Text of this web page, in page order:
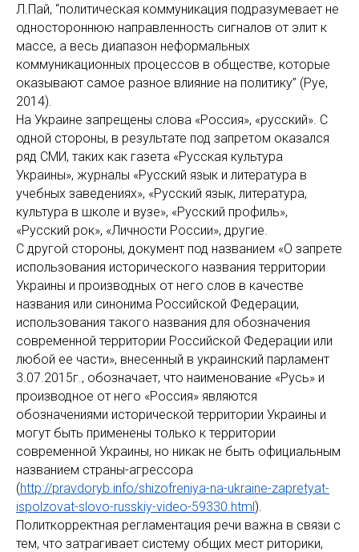
Л.Пай, “политическая коммуникация подразумевает не
одностороннюю направленность сигналов от элит к
массе, а весь диапазон неформальных
коммуникационных процессов в обществе, которые
оказывают самое разное влияние на политику” (Pye,
2014).
На Украине запрещены слова «Россия», «русский». С
одной стороны, в результате под запретом оказался
ряд СМИ, таких как газета «Русская культура
Украины», журналы «Русский язык и литература в
учебных заведениях», «Русский язык, литература,
культура в школе и вузе», «Русский профиль»,
«Русский рок», «Личности России», другие.
С другой стороны, документ под названием «О запрете
использования исторического названия территории
Украины и производных от него слов в качестве
названия или синонима Российской Федерации,
использования такого названия для обозначения
современной территории Российской Федерации или
любой ее части», внесенный в украинский парламент
3.07.2015г., обозначает, что наименование «Русь» и
производное от него «Россия» являются
обозначениями исторической территории Украины и
могут быть применены только к территории
современной Украины, но никак не быть официальным
названием страны-агрессора
(http://pravdoryb.info/shizofreniya-na-ukraine-zapretyat-
ispolzovat-slovo-russkiy-video-59330.html).
Политкорректная регламентация речи важна в связи с
тем, что затрагивает систему общих мест риторики,